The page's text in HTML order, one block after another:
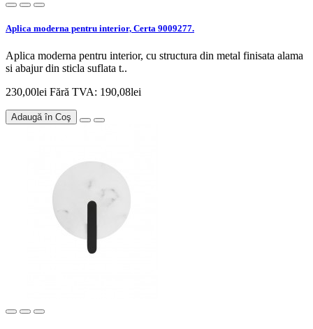
Aplica moderna pentru interior, Certa 9009277.
Aplica moderna pentru interior, cu structura din metal finisata alama
si abajur din sticla suflata t..
230,00lei Fără TVA: 190,08lei
Adaugă în Coş